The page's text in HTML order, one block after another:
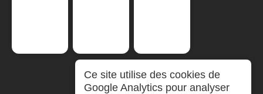
Ce site utilise des cookies de
Google Analytics pour analyser